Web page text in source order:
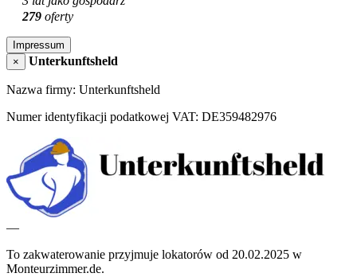
279 oferty
Impressum
×
Unterkunftsheld
Nazwa firmy: Unterkunftsheld
Numer identyfikacji podatkowej VAT: DE359482976
—
To zakwaterowanie przyjmuje lokatorów od 20.02.2025 w
Monteurzimmer.de.